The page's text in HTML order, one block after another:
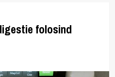
folosind